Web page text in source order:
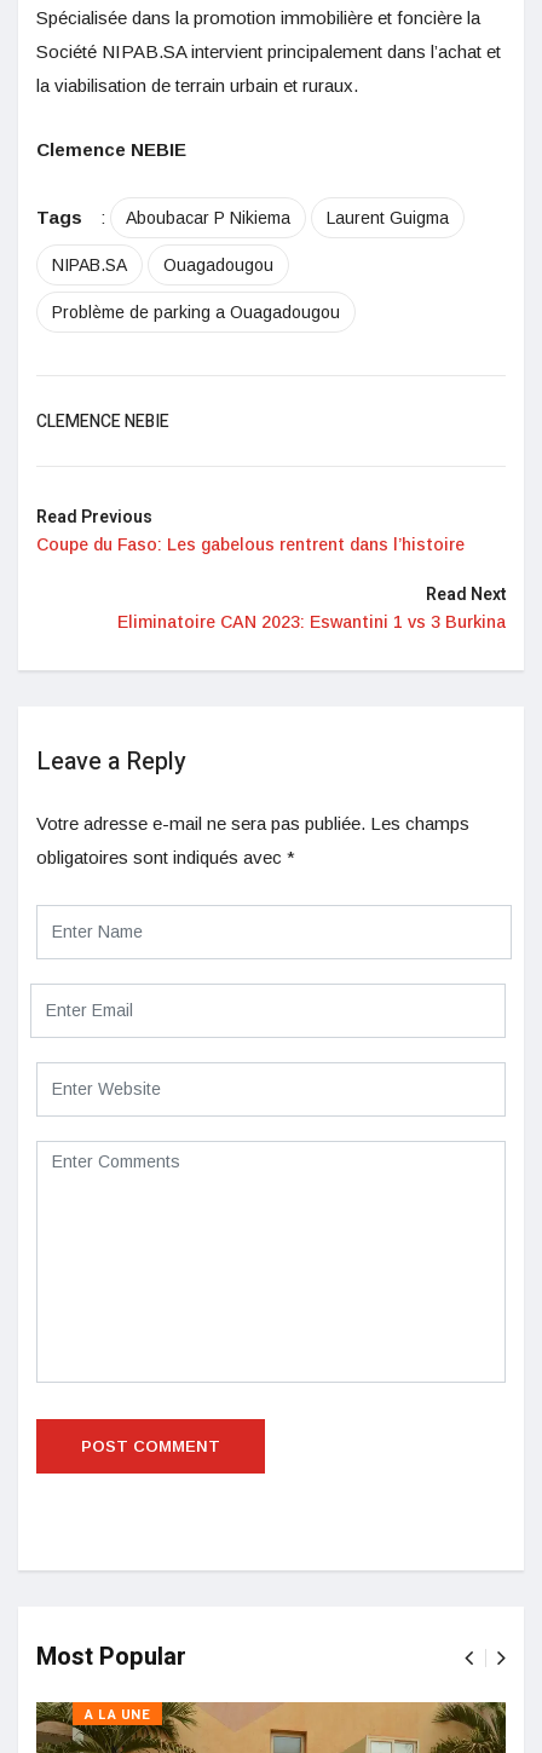
Spécialisée dans la promotion immobilière et foncière la
Société NIPAB.SA intervient principalement dans l’achat et
la viabilisation de terrain urbain et ruraux.
Clemence NEBIE
Tags : Aboubacar P Nikiema Laurent Guigma
NIPAB.SA Ouagadougou
Problème de parking a Ouagadougou
CLEMENCE NEBIE
Read Previous
Coupe du Faso: Les gabelous rentrent dans l’histoire
Read Next
Eliminatoire CAN 2023: Eswantini 1 vs 3 Burkina
Leave a Reply
Votre adresse e-mail ne sera pas publiée. Les champs
obligatoires sont indiqués avec *
Most Popular
A LA UNE